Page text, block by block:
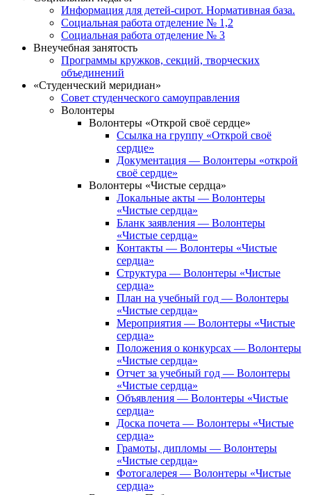
Информация для детей-сирот. Нормативная база.
Социальная работа отделение № 1,2
Социальная работа отделение № 3
Внеучебная занятость
Программы кружков, секций, творческих
объединений
«Студенческий меридиан»
Совет студенческого самоуправления
Волонтеры
Волонтеры «Открой своё сердце»
Ссылка на группу «Открой своё
сердце»
Документация — Волонтеры «открой
своё сердце»
Волонтеры «Чистые сердца»
Локальные акты — Волонтеры
«Чистые сердца»
Бланк заявления — Волонтеры
«Чистые сердца»
Контакты — Волонтеры «Чистые
сердца»
Структура — Волонтеры «Чистые
сердца»
План на учебный год — Волонтеры
«Чистые сердца»
Мероприятия — Волонтеры «Чистые
сердца»
Положения о конкурсах — Волонтеры
«Чистые сердца»
Отчет за учебный год — Волонтеры
«Чистые сердца»
Объявления — Волонтеры «Чистые
сердца»
Доска почета — Волонтеры «Чистые
сердца»
Грамоты, дипломы — Волонтеры
«Чистые сердца»
Фотогалерея — Волонтеры «Чистые
сердца»